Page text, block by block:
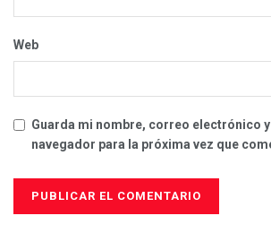
Web
Guarda mi nombre, correo electrónico y
navegador para la próxima vez que